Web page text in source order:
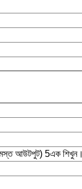
আউটপুট) 5এক শিখুন।